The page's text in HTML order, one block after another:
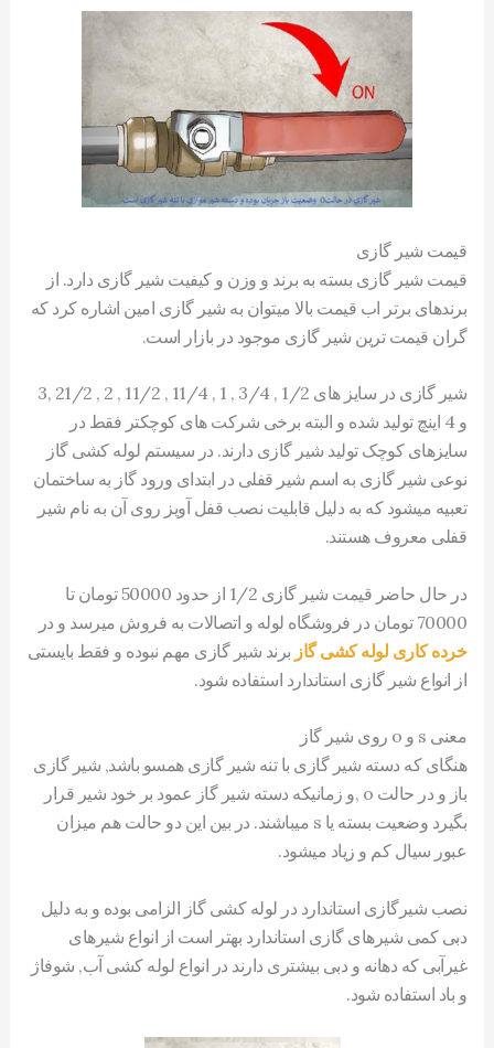
قیمت شیر گازی
قیمت شیر گازی بسته به برند و وزن و کیفیت شیر گازی دارد. از
برندهای برتر اب قیمت بالا میتوان به شیر گازی امین اشاره کرد که
گران قیمت ترین شیر گازی موجود در بازار است.
شیر گازی در سایز های 1/2 , 3/4 , 1 , 11/4 , 11/2 , 2 , 21/2 ,3
و 4 اینچ تولید شده و البته برخی شرکت های کوچکتر فقط در
سایزهای کوچک تولید شیر گازی دارند. در سیستم لوله کشی گاز
نوعی شیر گازی به اسم شیر قفلی در ابتدای ورود گاز به ساختمان
تعبیه میشود که به دلیل قابلیت نصب قفل آویز روی آن به نام شیر
قفلی معروف هستند.
در حال حاضر قیمت شیر گازی 1/2 از حدود 50000 تومان تا
70000 تومان در فروشگاه لوله و اتصالات به فروش میرسد و در
خرده کاری لوله کشی گاز برند شیر گازی مهم نبوده و فقط بایستی
از انواع شیر گازی استاندارد استفاده شود.
معنی s و o روی شیر گاز
هنگای که دسته شیر گازی با تنه شیر گازی همسو باشد, شیر گازی
باز و در حالت o ,و زمانیکه دسته شیر گاز عمود بر خود شیر قرار
بگیرد وضعیت بسته یا s میباشند. در بین این دو حالت هم میزان
عبور سیال کم و زیاد میشود.
نصب شیرگازی استاندارد در لوله کشی گاز الزامی بوده و به دلیل
دبی کمی شیرهای گازی استاندارد بهتر است از انواع شیرهای
غیرآبی که دهانه و دبی بیشتری دارند در انواع لوله کشی آب, شوفاژ
و باد استفاده شود.